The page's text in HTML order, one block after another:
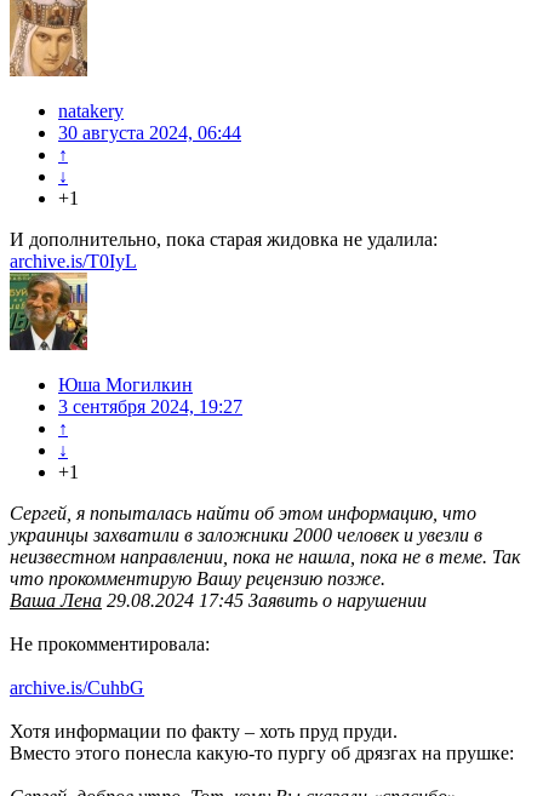
natakery
30 августа 2024, 06:44
↑
↓
+1
И дополнительно, пока старая жидовка не удалила:
archive.is/T0IyL
Юша Могилкин
3 сентября 2024, 19:27
↑
↓
+1
Сергей, я попыталась найти об этом информацию, что
украинцы захватили в заложники 2000 человек и увезли в
неизвестном направлении, пока не нашла, пока не в теме. Так
что прокомментирую Вашу рецензию позже.
Ваша Лена 29.08.2024 17:45 Заявить о нарушении
Не прокомментировала:
archive.is/CuhbG
Хотя информации по факту – хоть пруд пруди.
Вместо этого понесла какую-то пургу об дрязгах на прушке: